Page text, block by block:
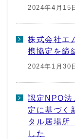
2024年4月15
株式会社エ
携協定を締
2024年1月30
認定NPO法
定に基づく
タル居場所
した